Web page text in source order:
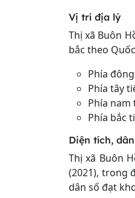
Vị trí địa lý
Thị xã Buôn
bắc theo
Phía
Phía tây
Phía nam
Phía bắc
Diện tích,
Thị xã Buôn
(2021), trong
dân số đạt